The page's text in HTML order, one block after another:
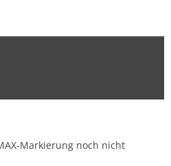
Markierung noch nicht